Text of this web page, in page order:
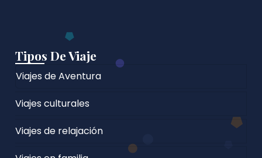
Tipos De Viaje
Viajes de Aventura
Viajes culturales
Viajes de relajación